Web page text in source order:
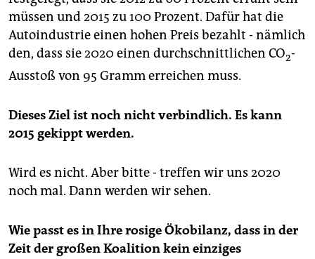
müssen und 2015 zu 100 Prozent. Dafür hat die
Autoindustrie einen hohen Preis bezahlt - nämlich
den, dass sie 2020 einen durchschnittlichen CO2-
Ausstoß von 95 Gramm erreichen muss.
Dieses Ziel ist noch nicht verbindlich. Es kann
2015 gekippt werden.
Wird es nicht. Aber bitte - treffen wir uns 2020
noch mal. Dann werden wir sehen.
Wie passt es in Ihre rosige Ökobilanz, dass in der
Zeit der großen Koalition kein einziges